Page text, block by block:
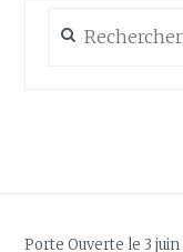
Porte Ouverte le 3 juin